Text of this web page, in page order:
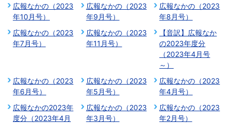
広報なかの（2023
年10月号）
広報なかの（2023
年9月号）
広報なかの（2023
年8月号）
広報なかの（2023
年7月号）
広報なかの（2023
年11月号）
【音訳】広報なか
の2023年度分
（2023年4月号
～）
広報なかの（2023
年6月号）
広報なかの（2023
年5月号）
広報なかの（2023
年4月号）
広報なかの2023年
度分（2023年4月
広報なかの（2023
年3月号）
広報なかの（2023
年2月号）